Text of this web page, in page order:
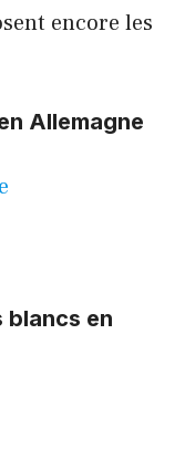
encore les
Allemagne
blancs en